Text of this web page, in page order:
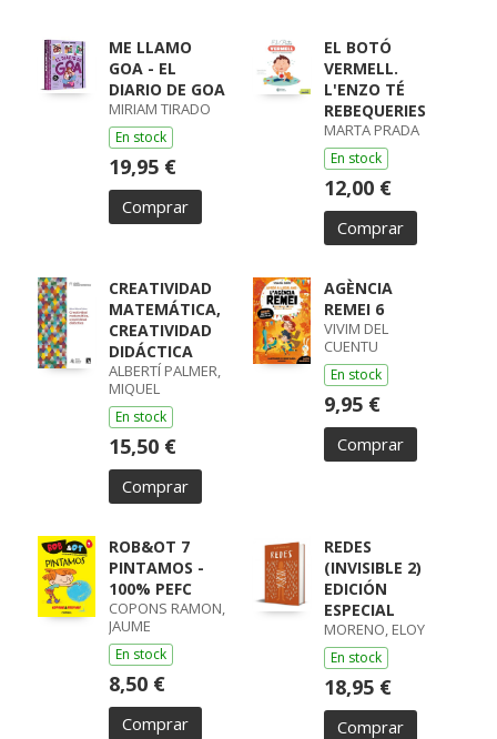
ME LLAMO
GOA - EL
DIARIO DE GOA
MIRIAM TIRADO
En stock
19,95 €
Comprar
EL BOTÓ
VERMELL.
L'ENZO TÉ
REBEQUERIES
MARTA PRADA
En stock
12,00 €
Comprar
CREATIVIDAD
MATEMÁTICA,
CREATIVIDAD
DIDÁCTICA
ALBERTÍ PALMER,
MIQUEL
En stock
15,50 €
Comprar
AGÈNCIA
REMEI 6
VIVIM DEL
CUENTU
En stock
9,95 €
Comprar
ROB&OT 7
PINTAMOS -
100% PEFC
COPONS RAMON,
JAUME
En stock
8,50 €
Comprar
REDES
(INVISIBLE 2)
EDICIÓN
ESPECIAL
MORENO, ELOY
En stock
18,95 €
Comprar